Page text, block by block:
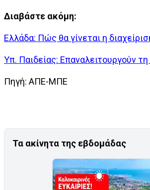
Διαβάστε ακόμη:
Ελλάδα: Πώς θα γίνεται η
Υπ. Παιδείας: Επαναλειτουργούν
Πηγή: ΑΠΕ-ΜΠΕ
Τα ακίνητα της εβδομάδας